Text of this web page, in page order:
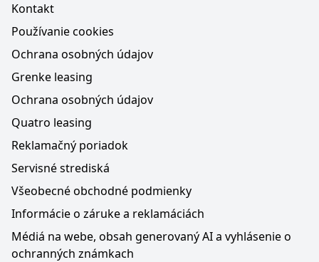
Kontakt
Používanie cookies
Ochrana osobných údajov
Grenke leasing
Ochrana osobných údajov
Quatro leasing
Reklamačný poriadok
Servisné strediská
Všeobecné obchodné podmienky
Informácie o záruke a reklamáciách
Médiá na webe, obsah generovaný AI a vyhlásenie o
ochranných známkach